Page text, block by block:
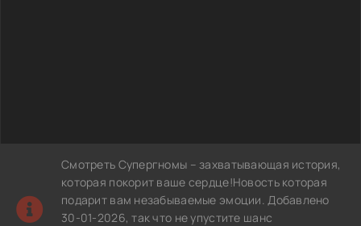
Смотреть Супергномы – захватывающая история,
которая покорит ваше сердце!Новость которая
подарит вам незабываемые эмоции. Добавлено
30-01-2026, так что не упустите шанс